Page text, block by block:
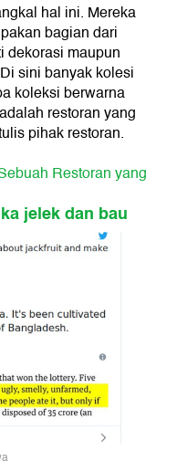
hal ini. Mereka
bagian dari
dekorasi maupun
sini banyak kolesi
koleksi berwarna
restoran yang
pihak restoran.
Restoran yang
jelek dan bau